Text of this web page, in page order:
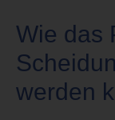
Wie das
werden